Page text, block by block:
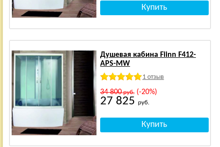
Душевая кабина Fiinn F412-
APS-MW
1 отзыв
34 800руб.(-20%)
27 825 руб.